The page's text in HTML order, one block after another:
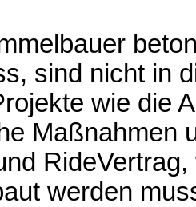
sind nicht in
wie die
Maßnahmen
werden